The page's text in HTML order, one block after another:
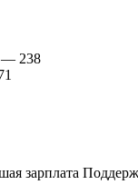
— 238
зарплата